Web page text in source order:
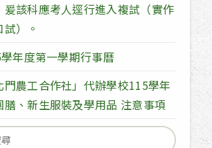
爰該科應考人逕行進入複試（實作
）。
年度第一學期行事曆
門農工合作社」代辦學校115學年
膳、新生服裝及學用品 注意事項